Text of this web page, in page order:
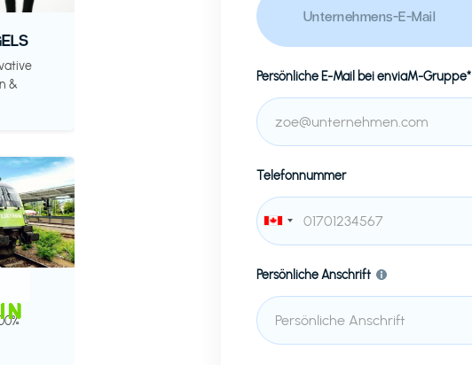
&
Unternehmens-E-Mail
Persönliche E-Mail beienviaM-Gruppe*
Telefonnummer
Persönliche Anschrift